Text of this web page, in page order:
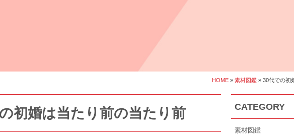
HOME » 素材図鑑 » 30代での初
初婚は当たり前の当たり前 CATEGORY
素材図鑑